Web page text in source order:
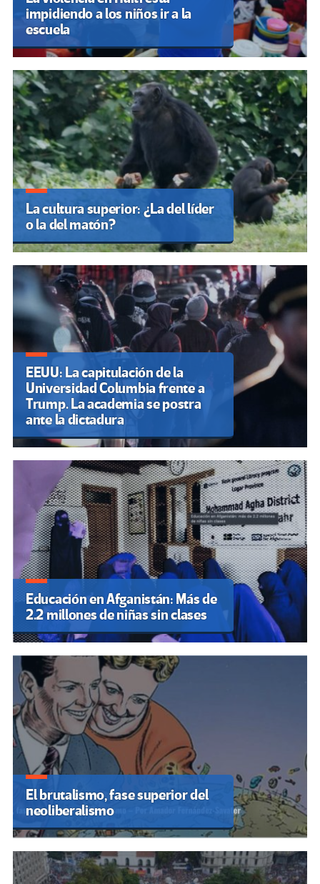
impidiendo a los niños ir a la
escuela
La cultura superior: ¿La del líder
o la del matón?
EEUU: La capitulación de la
Universidad Columbia frente a
Trump. La academia se postra
ante la dictadura
Educación en Afganistán: Más de
2.2 millones de niñas sin clases
El brutalismo, fase superior del
neoliberalismo